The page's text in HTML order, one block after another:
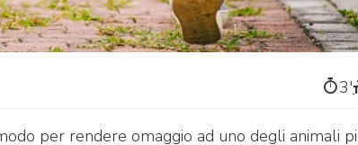
3′
per rendere omaggio ad uno degli animali